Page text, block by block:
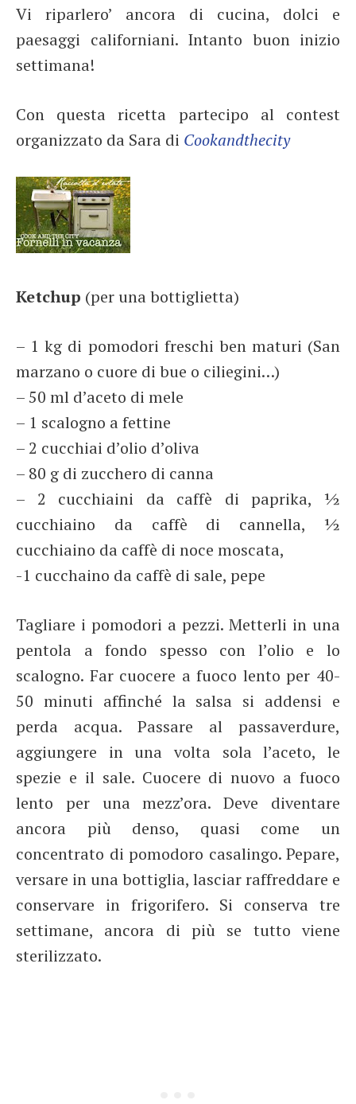
Vi riparlero’ ancora di cucina, dolci e
paesaggi californiani. Intanto buon inizio
settimana!
Con questa ricetta partecipo al contest
organizzato da Sara di Cookandthecity
Ketchup (per una bottiglietta)
– 1 kg di pomodori freschi ben maturi (San
marzano o cuore di bue o ciliegini…)
– 50 ml d’aceto di mele
– 1 scalogno a fettine
– 2 cucchiai d’olio d’oliva
– 80 g di zucchero di canna
– 2 cucchiaini da caffè di paprika, ½
cucchiaino da caffè di cannella, ½
cucchiaino da caffè di noce moscata,
-1 cucchaino da caffè di sale, pepe
Tagliare i pomodori a pezzi. Metterli in una
pentola a fondo spesso con l’olio e lo
scalogno. Far cuocere a fuoco lento per 40-
50 minuti affinché la salsa si addensi e
perda acqua. Passare al passaverdure,
aggiungere in una volta sola l’aceto, le
spezie e il sale. Cuocere di nuovo a fuoco
lento per una mezz’ora. Deve diventare
ancora più denso, quasi come un
concentrato di pomodoro casalingo. Pepare,
versare in una bottiglia, lasciar raffreddare e
conservare in frigorifero. Si conserva tre
settimane, ancora di più se tutto viene
sterilizzato.